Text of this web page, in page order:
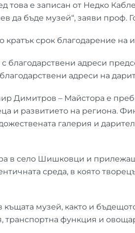
е записан от Недко
да бъде музей“, заяви проф.
срок благодарение
адреси
адреси на
Димитров – Майстора е
и развитието на региона.
галерия и
в село Шишковци и
среда, в която
музей, както и
функция и